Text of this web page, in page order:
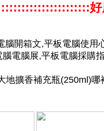
::::::::::::::::::::::
腦開箱文,平板電腦使
電腦展,平板電腦採購
地擴香補充瓶(250ml)